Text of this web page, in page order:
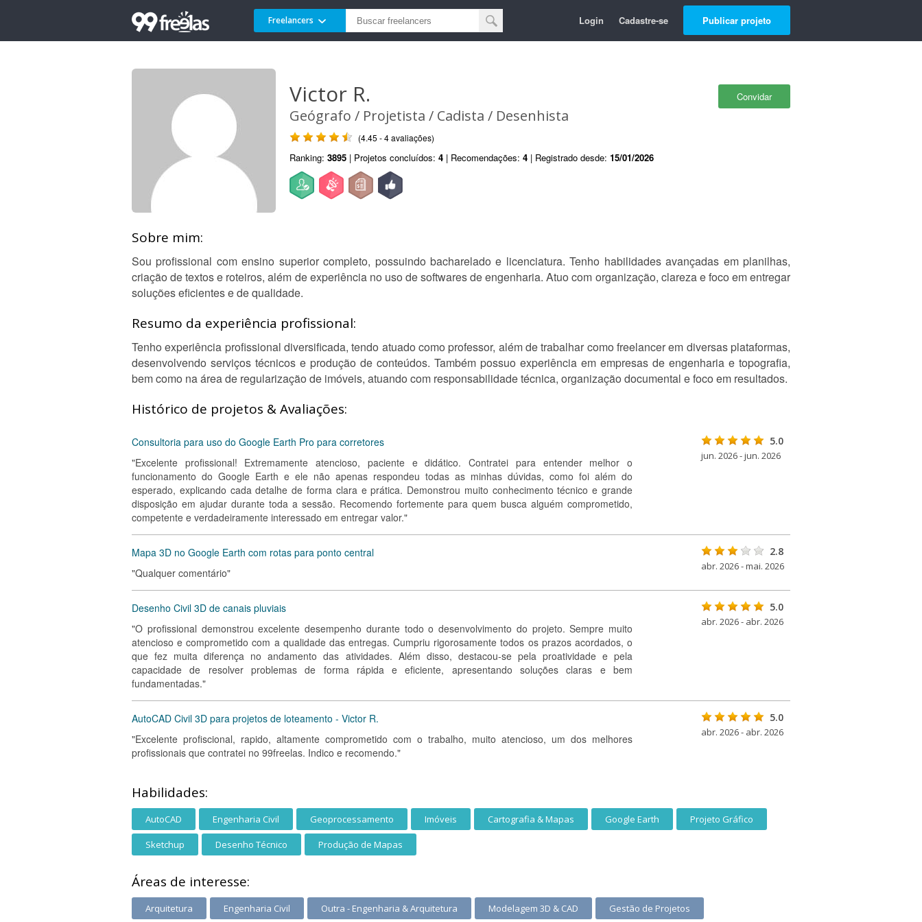
Freelancers Login Cadastre-se Publicar projeto
Convidar
Victor R.
Geógrafo / Projetista / Cadista / Desenhista
(4.45 - 4 avaliações)
Ranking: 3895 | Projetos concluídos: 4 | Recomendações: 4 | Registrado desde: 15/01/2026
Sobre mim:
Sou profissional com ensino superior completo, possuindo bacharelado e licenciatura. Tenho habilidades avançadas em planilhas,
criação de textos e roteiros, além de experiência no uso de softwares de engenharia. Atuo com organização, clareza e foco em entregar
soluções eficientes e de qualidade.
Resumo da experiência profissional:
Tenho experiência profissional diversificada, tendo atuado como professor, além de trabalhar como freelancer em diversas plataformas,
desenvolvendo serviços técnicos e produção de conteúdos. Também possuo experiência em empresas de engenharia e topografia,
bem como na área de regularização de imóveis, atuando com responsabilidade técnica, organização documental e foco em resultados.
Histórico de projetos & Avaliações:
Consultoria para uso do Google Earth Pro para corretores
"Excelente profissional! Extremamente atencioso, paciente e didático. Contratei para entender melhor o
funcionamento do Google Earth e ele não apenas respondeu todas as minhas dúvidas, como foi além do
esperado, explicando cada detalhe de forma clara e prática. Demonstrou muito conhecimento técnico e grande
disposição em ajudar durante toda a sessão. Recomendo fortemente para quem busca alguém comprometido,
competente e verdadeiramente interessado em entregar valor."
5.0
jun. 2026 - jun. 2026
Mapa 3D no Google Earth com rotas para ponto central
"Qualquer comentário"
2.8
abr. 2026 - mai. 2026
Desenho Civil 3D de canais pluviais
"O profissional demonstrou excelente desempenho durante todo o desenvolvimento do projeto. Sempre muito
atencioso e comprometido com a qualidade das entregas. Cumpriu rigorosamente todos os prazos acordados, o
que fez muita diferença no andamento das atividades. Além disso, destacou-se pela proatividade e pela
capacidade de resolver problemas de forma rápida e eficiente, apresentando soluções claras e bem
fundamentadas."
5.0
abr. 2026 - abr. 2026
AutoCAD Civil 3D para projetos de loteamento - Victor R.
"Excelente profiscional, rapido, altamente comprometido com o trabalho, muito atencioso, um dos melhores
profissionais que contratei no 99freelas. Indico e recomendo."
5.0
abr. 2026 - abr. 2026
Habilidades:
AutoCAD Engenharia Civil Geoprocessamento Imóveis Cartografia & Mapas Google Earth Projeto Gráfico
Sketchup Desenho Técnico Produção de Mapas
Áreas de interesse:
Arquitetura Engenharia Civil Outra - Engenharia & Arquitetura Modelagem 3D & CAD Gestão de Projetos